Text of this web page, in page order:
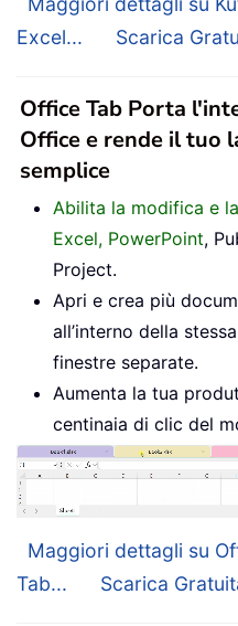
Excel...
Scarica
Office Tab Porta
Office e rende il tuo
semplice
Abilita la modifica e
Excel, PowerPoint,
Project.
Apri e crea più
all’interno della
finestre separate.
Aumenta la tua
centinaia di clic del
Maggiori dettagli su
Tab...
Scarica